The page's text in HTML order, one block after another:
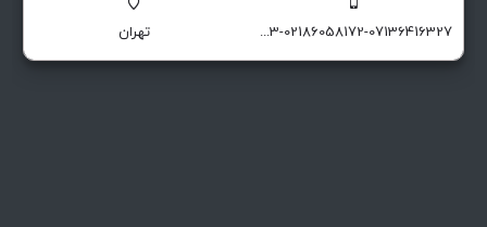
09129174551-09129174503-02186058172-07136416327 تهران